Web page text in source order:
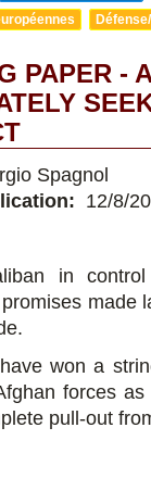
PAPER -
Spagnol
12/8/
in
made
won a
forces
pull-out